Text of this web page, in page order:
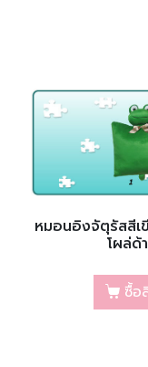
หมอนอิงจัตุรัสสีเ
โผล่ด้
ซื้อ